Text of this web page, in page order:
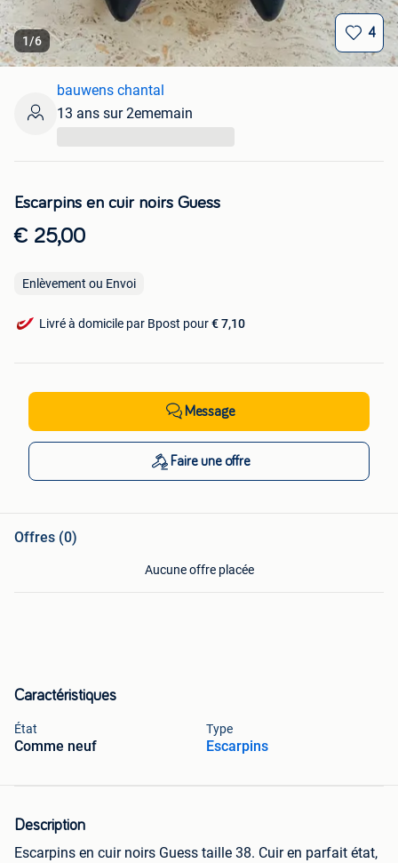
1/6
4
Caractéristiques
État
Comme neuf
Type
Escarpins
Description
Escarpins en cuir noirs Guess taille 38. Cuir en parfait état,
Escarpins en cuir noirs Guess
€ 25,00
Enlèvement ou Envoi
Livré à domicile par Bpost pour€ 7,10
bauwens chantal
13 ans sur 2ememain
Message
Faire une offre
Offres (0)
Aucune offre placée